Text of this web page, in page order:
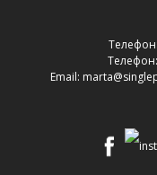
Телефон:
Телефон:
Email: